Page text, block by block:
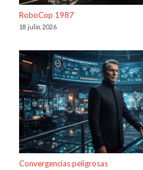
RoboCop 1987
18 julio, 2026
Convergencias peligrosas